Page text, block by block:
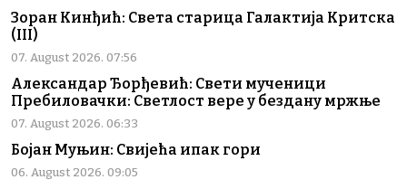
Зоран Кинђић: Света старица Галактија Критска
(III)
07. August 2026. 07:56
Александар Ђорђевић: Свети мученици
Пребиловачки: Светлост вере у бездану мржње
07. August 2026. 06:33
Бојан Муњин: Свијећа ипак гори
06. August 2026. 09:05